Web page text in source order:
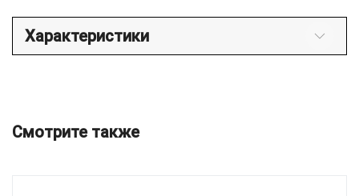
Характеристики
Смотрите также